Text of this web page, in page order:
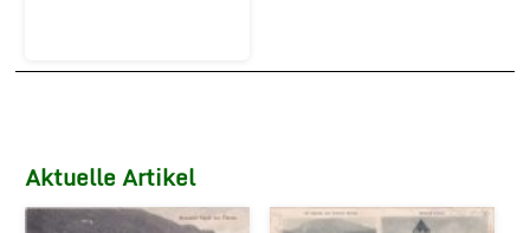
Aktuelle Artikel